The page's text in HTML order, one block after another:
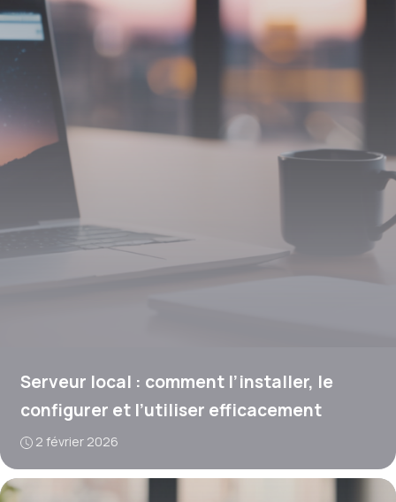
Serveur local : comment l’installer, le
configurer et l’utiliser efficacement
2 février 2026